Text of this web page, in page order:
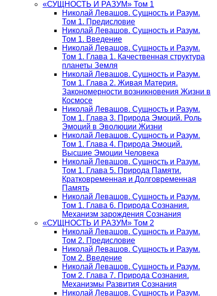
«СУЩНОСТЬ И РАЗУМ» Том 1
Николай Левашов. Сущность и Разум.
Том 1. Предисловие
Николай Левашов. Сущность и Разум.
Том 1. Введение
Николай Левашов. Сущность и Разум.
Том 1. Глава 1. Качественная структура
планеты Земля
Николай Левашов. Сущность и Разум.
Том 1. Глава 2. Живая Материя.
Закономерности возникновения Жизни в
Космосе
Николай Левашов. Сущность и Разум.
Том 1. Глава 3. Природа Эмоций. Роль
Эмоций в Эволюции Жизни
Николай Левашов. Сущность и Разум.
Том 1. Глава 4. Природа Эмоций.
Высшие Эмоции Человека
Николай Левашов. Сущность и Разум.
Том 1. Глава 5. Природа Памяти.
Кратковременная и Долговременная
Память
Николай Левашов. Сущность и Разум.
Том 1. Глава 6. Природа Сознания.
Механизм зарождения Сознания
«СУЩНОСТЬ И РАЗУМ» Том 2
Николай Левашов. Сущность и Разум.
Том 2. Предисловие
Николай Левашов. Сущность и Разум.
Том 2. Введение
Николай Левашов. Сущность и Разум.
Том 2. Глава 7. Природа Сознания.
Механизмы Развития Сознания
Николай Левашов. Сущность и Разум.